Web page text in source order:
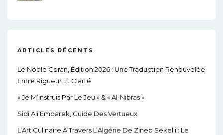
ARTICLES RÉCENTS
Le Noble Coran, Édition 2026 : Une Traduction Renouvelée
Entre Rigueur Et Clarté
« Je M’instruis Par Le Jeu » & « Al-Nibras »
Sidi Ali Embarek, Guide Des Vertueux
L’Art Culinaire À Travers L’Algérie De Zineb Sekelli : Le